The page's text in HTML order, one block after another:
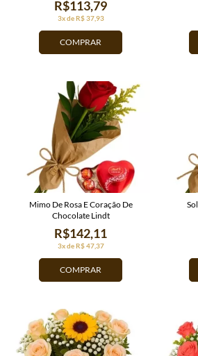
COMPRAR
3x de R$ 37,93
R$113,79
COMPRAR
3x de R$ 47,37
R$142,11
Mimo De Rosa E Coração De
Chocolate Lindt